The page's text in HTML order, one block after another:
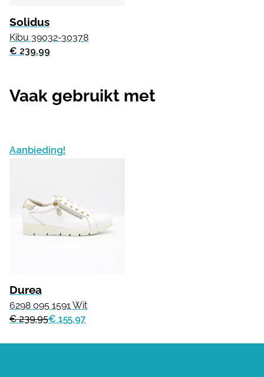
Solidus
Kibu 39032-30378
€ 239.99
Vaak gebruikt met
Aanbieding!
Durea
6298 095 1591 Wit
€ 239.95€ 155.97